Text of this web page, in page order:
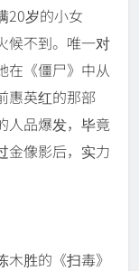
20岁的小女
候不到。唯一对
在《僵尸》中从
惠英红的那部
人品爆发，毕竟
金像影后，实力
胜的《扫毒》